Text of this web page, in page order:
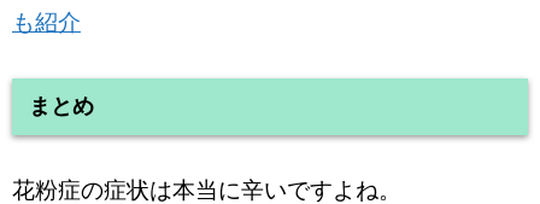
も紹介
まとめ
花粉症の症状は本当に辛いですよね。